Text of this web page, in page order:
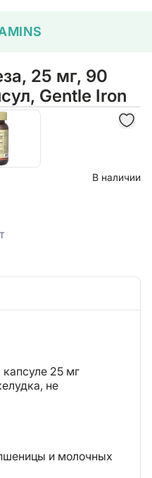
25 мг, 90
Gentle Iron
В наличии
капсуле 25 мг
не
и молочных